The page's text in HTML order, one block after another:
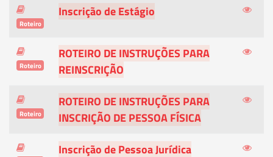
Roteiro
Inscrição de Estágio
Roteiro
ROTEIRO DE INSTRUÇÕES PARA
REINSCRIÇÃO
Roteiro
ROTEIRO DE INSTRUÇÕES PARA
INSCRIÇÃO DE PESSOA FÍSICA
Inscrição de Pessoa Jurídica